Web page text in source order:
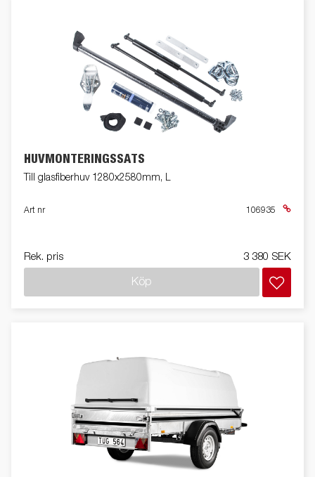
HUVMONTERINGSSATS
Till glasfiberhuv 1280x2580mm, L
Art nr 106935
Rek. pris 3 380 SEK
Köp